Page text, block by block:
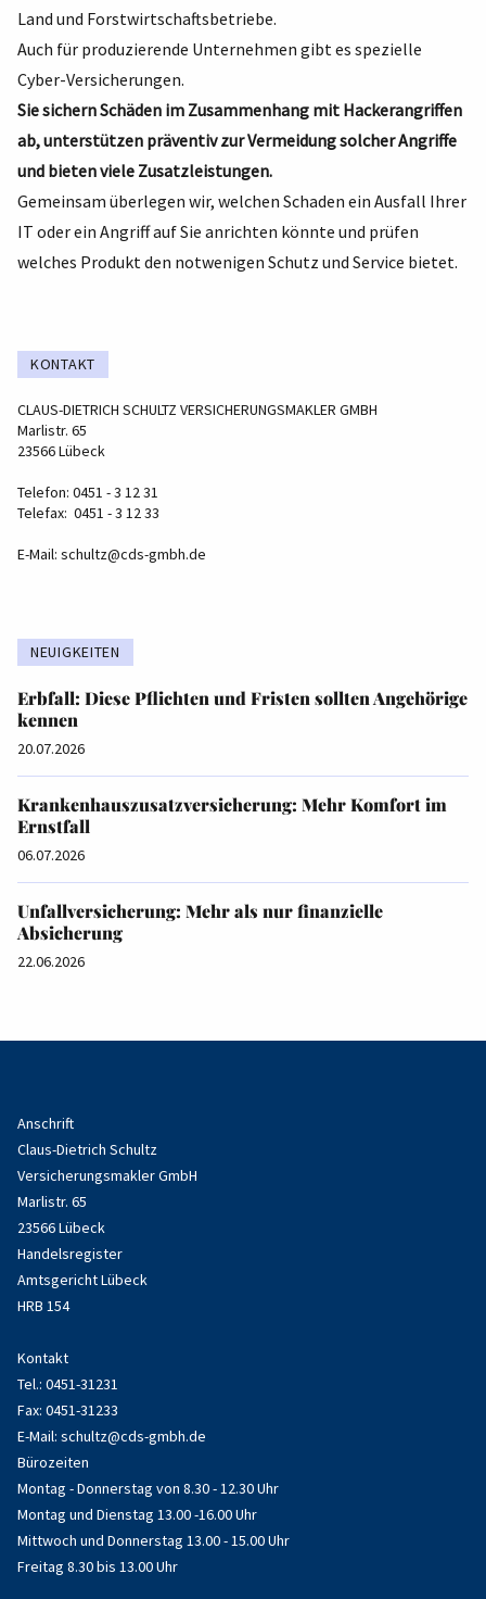
Land und Forstwirtschaftsbetriebe.
Auch für produzierende Unternehmen gibt es spezielle
Cyber-Versicherungen.
Sie sichern Schäden im Zusammenhang mit Hackerangriffen
ab, unterstützen präventiv zur Vermeidung solcher Angriffe
und bieten viele Zusatzleistungen.
Gemeinsam überlegen wir, welchen Schaden ein Ausfall Ihrer
IT oder ein Angriff auf Sie anrichten könnte und prüfen
welches Produkt den notwenigen Schutz und Service bietet.
KONTAKT
CLAUS-DIETRICH SCHULTZ VERSICHERUNGSMAKLER GMBH
Marlistr. 65
23566 Lübeck
Telefon: 0451 - 3 12 31
Telefax: 0451 - 3 12 33
E-Mail: schultz@cds-gmbh.de
NEUIGKEITEN
Erbfall: Diese Pflichten und Fristen sollten Angehörige
kennen
20.07.2026
Krankenhauszusatzversicherung: Mehr Komfort im
Ernstfall
06.07.2026
Unfallversicherung: Mehr als nur finanzielle
Absicherung
22.06.2026
Anschrift
Claus-Dietrich Schultz
Versicherungsmakler GmbH
Marlistr. 65
23566 Lübeck
Handelsregister
Amtsgericht Lübeck
HRB 154
Kontakt
Tel.: 0451-31231
Fax: 0451-31233
E-Mail: schultz@cds-gmbh.de
Bürozeiten
Montag - Donnerstag von 8.30 - 12.30 Uhr
Montag und Dienstag 13.00 -16.00 Uhr
Mittwoch und Donnerstag 13.00 - 15.00 Uhr
Freitag 8.30 bis 13.00 Uhr